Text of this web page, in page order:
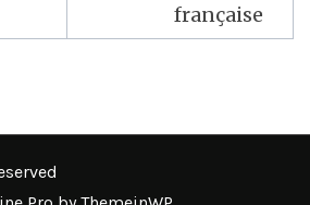
française